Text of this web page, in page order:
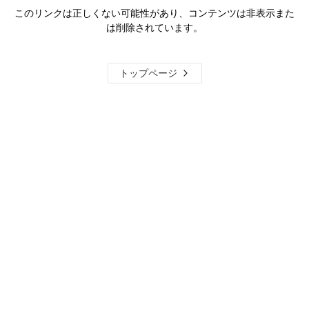
このリンクは正しくない可能性があり、コンテンツは非表示また
は削除されています。
トップページ